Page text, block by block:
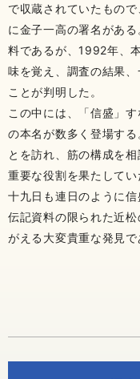
で収蔵されていたもの
に金子一高の署名があ
料であるが、1992年、
味を覚え、調査の結果
ことが判明した。
この中には、「信盛」
の本名が数多く登場す
とを訪れ、筋の構成を
重要な役割を果たして
十九日も連日のように信
伝記資料の限られた近
がえる大変貴重な発見で